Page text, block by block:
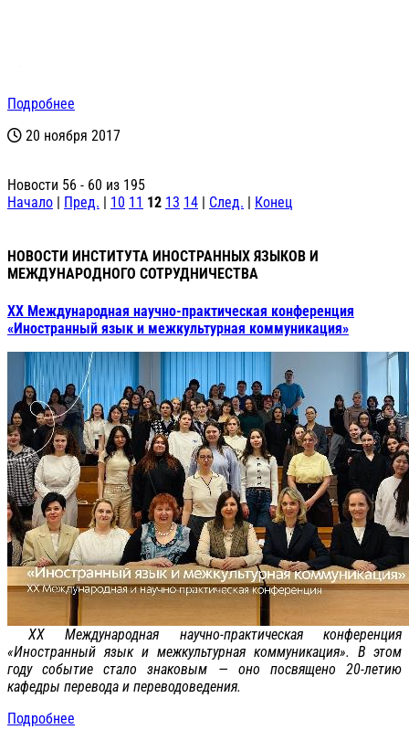
Подробнее
20 ноября 2017
Новости 56 - 60 из 195
Начало | Пред. | 10 11 12 13 14 | След. | Конец
НОВОСТИ ИНСТИТУТА ИНОСТРАННЫХ ЯЗЫКОВ И
МЕЖДУНАРОДНОГО СОТРУДНИЧЕСТВА
XX Международная научно-практическая конференция
«Иностранный язык и межкультурная коммуникация»
XX Международная научно-практическая конференция
«Иностранный язык и межкультурная коммуникация». В этом
году событие стало знаковым — оно посвящено 20-летию
кафедры перевода и переводоведения.
Подробнее